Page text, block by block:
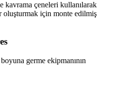
kavrama çeneleri kullanılarak
oluşturmak için monte edilmiş
germe ekipmanının